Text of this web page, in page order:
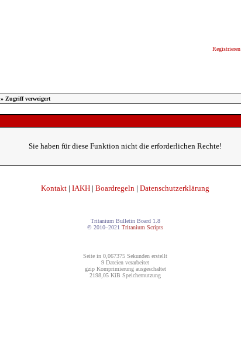
Registrieren
» Zugriff verweigert
Sie haben für diese Funktion nicht die erforderlichen Rechte!
Kontakt | IAKH | Boardregeln | Datenschutzerklärung
Tritanium Bulletin Board 1.8
© 2010–2021 Tritanium Scripts
Seite in 0,067375 Sekunden erstellt
9 Dateien verarbeitet
gzip Komprimierung ausgeschaltet
2198,05 KiB Speichernutzung